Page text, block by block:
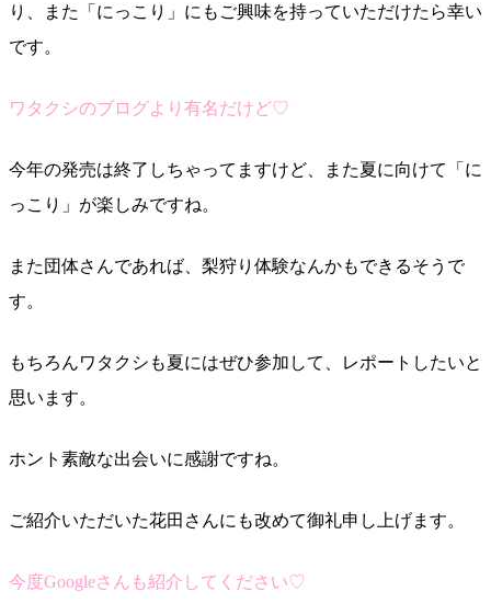
り、また「にっこり」にもご興味を持っていただけたら幸い
です。
ワタクシのブログより有名だけど♡
今年の発売は終了しちゃってますけど、また夏に向けて「に
っこり」が楽しみですね。
また団体さんであれば、梨狩り体験なんかもできるそうで
す。
もちろんワタクシも夏にはぜひ参加して、レポートしたいと
思います。
ホント素敵な出会いに感謝ですね。
ご紹介いただいた花田さんにも改めて御礼申し上げます。
今度Googleさんも紹介してください♡